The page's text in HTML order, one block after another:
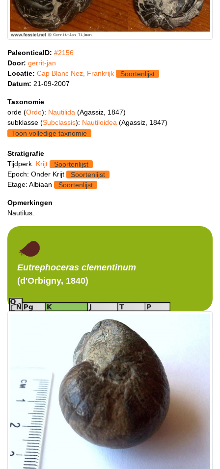
PaleonticaID: #2156
Door: gerrit-jan
Locatie: Cap Blanc Nez, Frankrijk
Soortenlijst
Datum: 21-09-2007
Taxonomie
orde (Ordo): Nautilida (Agassiz, 1847)
subklasse (Subclassis): Nautiloidea (Agassiz, 1847)
Toon volledige taxnomie
Stratigrafie
Tijdperk: Krijt
Soortenlijst
Epoch: Onder Krijt
Soortenlijst
Etage: Albiaan
Soortenlijst
Opmerkingen
Nautilus.
Eutrephoceras clementinum
(d'Orbigny, 1840)